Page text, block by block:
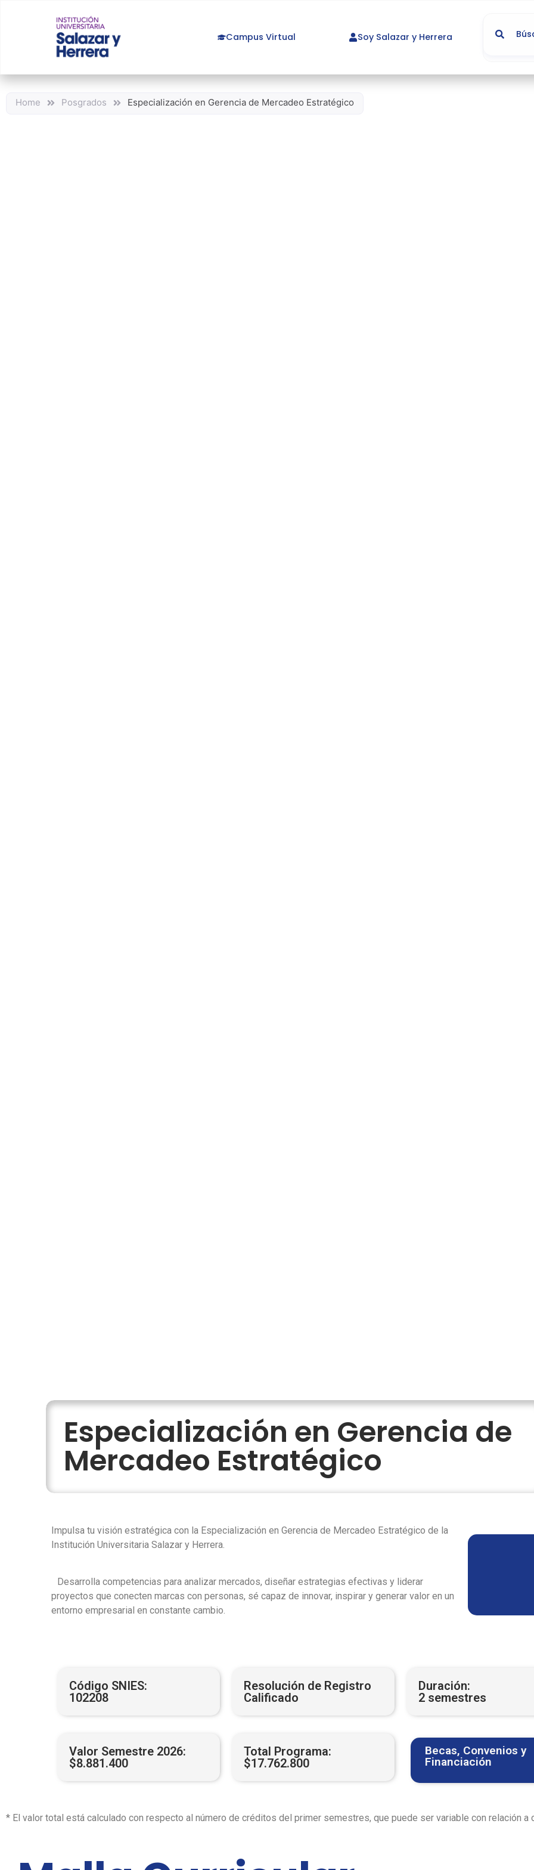
Campus Virtual Soy Salazar y Herrera
Home Posgrados Especialización en Gerencia de Mercadeo Estratégico
Especialización en Gerencia de
Mercadeo Estratégico
Impulsa tu visión estratégica con la Especialización en Gerencia de Mercadeo Estratégico de la
Institución Universitaria Salazar y Herrera.
Desarrolla competencias para analizar mercados, diseñar estrategias efectivas y liderar
proyectos que conecten marcas con personas, sé capaz de innovar, inspirar y generar valor en un
entorno empresarial en constante cambio.
Código SNIES:
102208
Resolución de Registro
Calificado
Duración:
2 semestres
Valor Semestre 2026:
$8.881.400
Total Programa:
$17.762.800
Becas, Convenios y
Financiación​
* El valor total está calculado con respecto al número de créditos del primer semestres, que puede ser variable con relación a